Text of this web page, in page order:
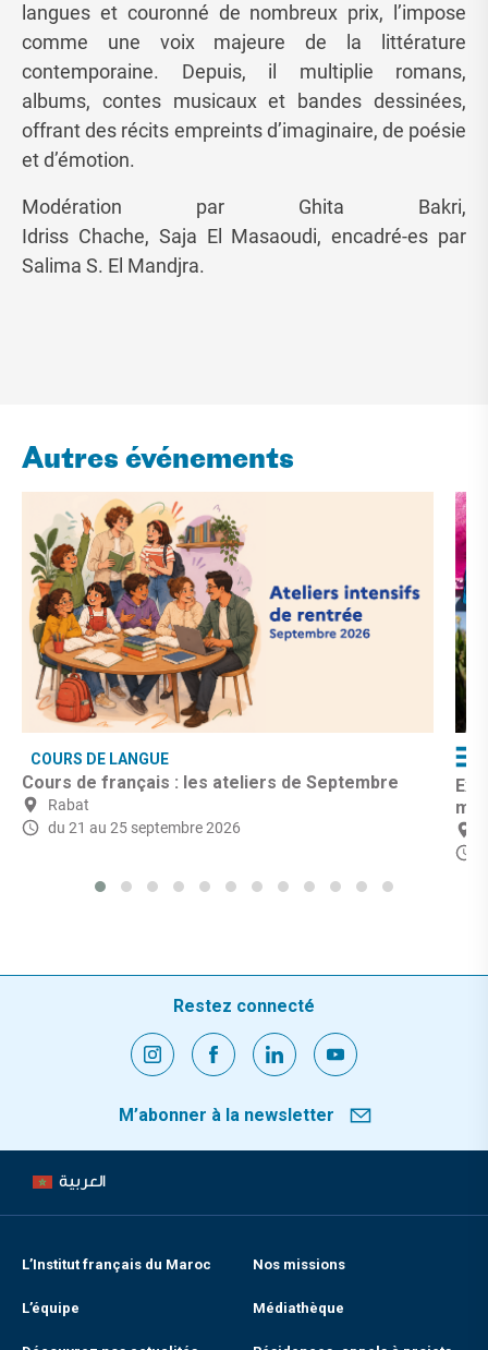
langues et couronné de nombreux prix, l’impose
comme une voix majeure de la littérature
contemporaine. Depuis, il multiplie romans,
albums, contes musicaux et bandes dessinées,
offrant des récits empreints d’imaginaire, de poésie
et d’émotion.
Modération par Ghita Bakri,
Idriss Chache, Saja El Masaoudi, encadré-es par
Salima S. El Mandjra.
Autres événements
COURS DE LANGUE
Cours de français : les ateliers de Septembre
Rabat
du 21 au 25 septembre 2026
Restez connecté
M’abonner à la newsletter
العربية
L’Institut français du Maroc Nos missions
L’équipe Médiathèque